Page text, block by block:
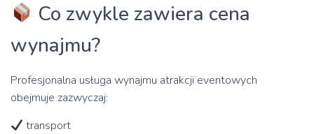
Co zwykle zawiera cena
wynajmu?
Profesjonalna usługa wynajmu atrakcji eventowych
obejmuje zazwyczaj:
transport